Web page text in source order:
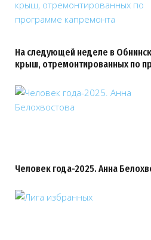
На следующей неделе в
крыш, отремонтированных по
Человек года-2025. Анна